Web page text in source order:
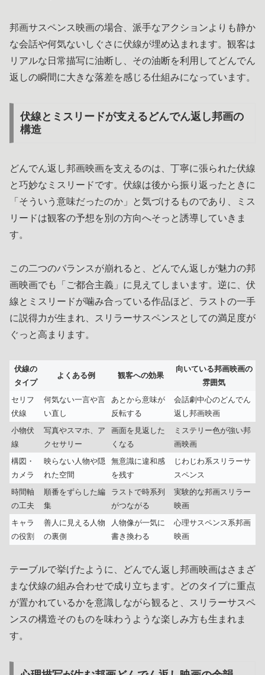
邦画サスペンス映画の場合、派手なアクションよりも静か
な会話や何気ないしぐさに伏線が埋め込まれます。観客は
リアルな日常描写に油断し、その油断を利用してどんでん
返しの瞬間に大きな落差を感じる仕組みになっています。
伏線とミスリードが支えるどんでん返し邦画の
構造
どんでん返し邦画映画を支えるのは、丁寧に張られた伏線
と巧妙なミスリードです。伏線は後から振り返ったときに
「そういう意味だったのか」と気づけるものであり、ミス
リードは観客の予想を別の方向へそっと誘導していきま
す。
この二つのバランスが崩れると、どんでん返しが魅力の邦
画映画でも「ご都合主義」に見えてしまいます。逆に、伏
線とミスリードが噛み合っている作品ほど、ラストの一手
に説得力が生まれ、スリラーサスペンスとしての満足度が
ぐっと高まります。
伏線の
タイプ
よくある例 観客への効果
向いている邦画映画の
雰囲気
セリフ
伏線
何気ない一言や言
い直し
あとから意味が
反転する
会話劇中心のどんでん
返し邦画映画
小物伏
線
写真やスマホ、ア
クセサリー
画面を見返した
くなる
ミステリー色が強い邦
画映画
構図・
カメラ
映らない人物や隠
れた空間
無意識に違和感
を残す
じわじわ系スリラーサ
スペンス
時間軸
の工夫
順番をずらした編
集
ラストで時系列
がつながる
実験的な邦画スリラー
映画
キャラ
の役割
善人に見える人物
の裏側
人物像が一気に
書き換わる
心理サスペンス系邦画
映画
テーブルで挙げたように、どんでん返し邦画映画はさまざ
まな伏線の組み合わせで成り立ちます。どのタイプに重点
が置かれているかを意識しながら観ると、スリラーサスペ
ンスの構造そのものを味わうような楽しみ方も生まれま
す。